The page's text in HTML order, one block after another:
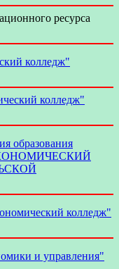
ресурса
колледж"
колледж"
колледж"
и управления"